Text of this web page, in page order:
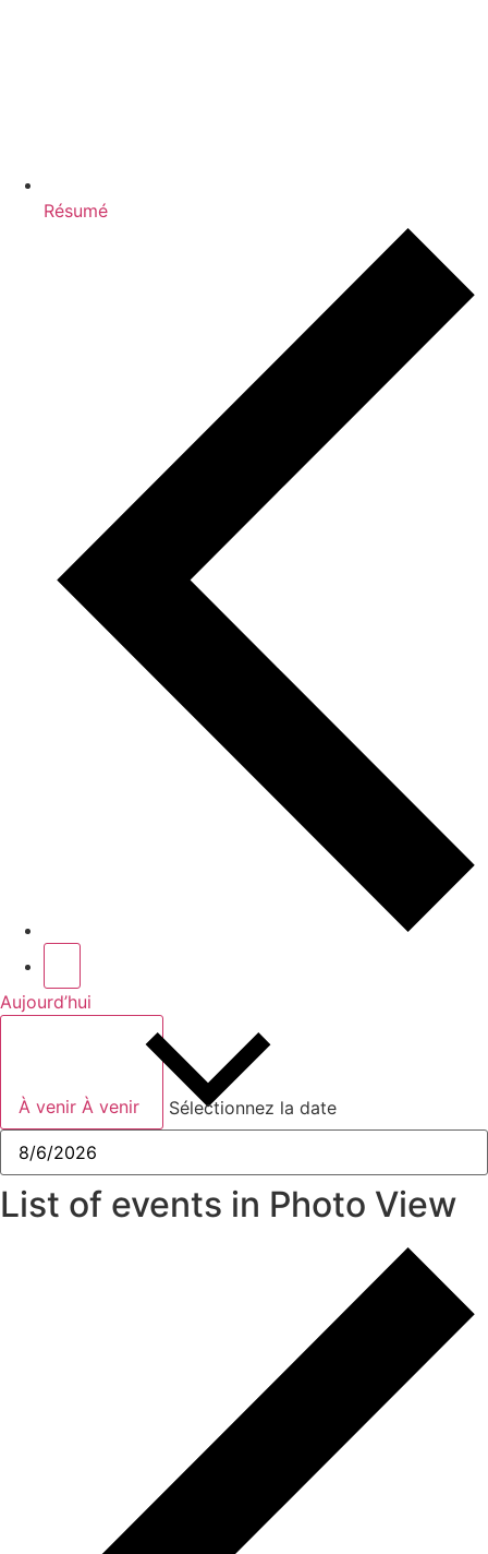
Résumé
Aujourd’hui
À venir À venir Sélectionnez la date
List of events in Photo View